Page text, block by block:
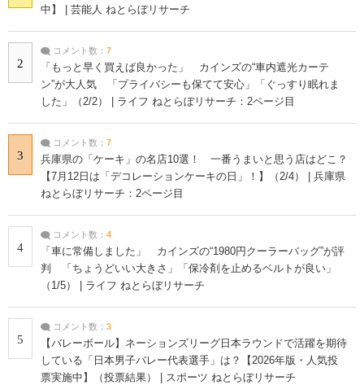
中】 | 芸能人 ねとらぼリサーチ
2
コメント数： 7
「もっと早く買えば良かった」 カインズの“車内遮光カーテ
ン”が大人気 「プライバシーも保てて安心」「ぐっすり眠れま
した」（2/2） | ライフ ねとらぼリサーチ：2ページ目
3
コメント数： 7
兵庫県の「ケーキ」の名店10選！ 一番うまいと思う店はどこ？
【7月12日は「デコレーションケーキの日」！】（2/4） | 兵庫県
ねとらぼリサーチ：2ページ目
4
コメント数： 4
「車に常備しました」 カインズの“1980円クーラーバッグ”が評
判 「ちょうどいい大きさ」「保冷剤を止めるベルトが良い」
（1/5） | ライフ ねとらぼリサーチ
5
コメント数： 3
【バレーボール】ネーションズリーグ日本ラウンドで活躍を期待
している「日本男子バレー代表選手」は？【2026年版・人気投
票実施中】（投票結果） | スポーツ ねとらぼリサーチ